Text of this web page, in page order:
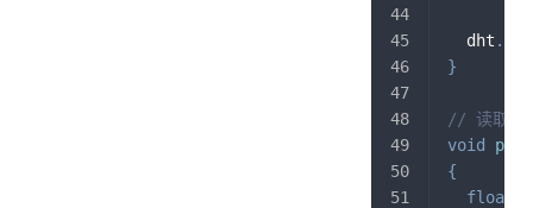
  dht
.
}
// 读取并
void
{
float